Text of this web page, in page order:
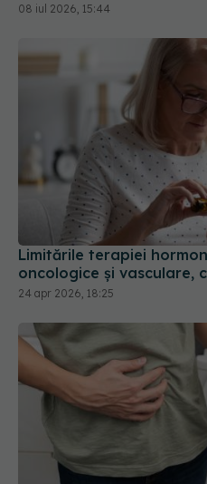
08 iul 2026, 15:44
Limitările terapiei
oncologice și vasculare,
24 apr 2026, 18:25